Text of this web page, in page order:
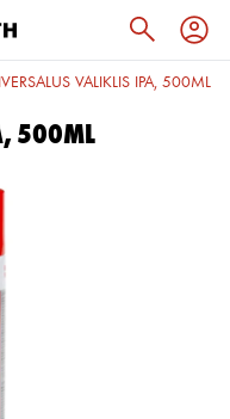
VALIKLIS IPA, 500ML
500ML